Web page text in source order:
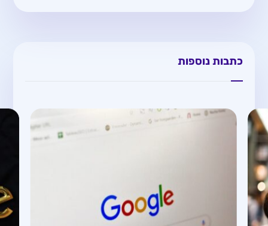
כתבות נוספות